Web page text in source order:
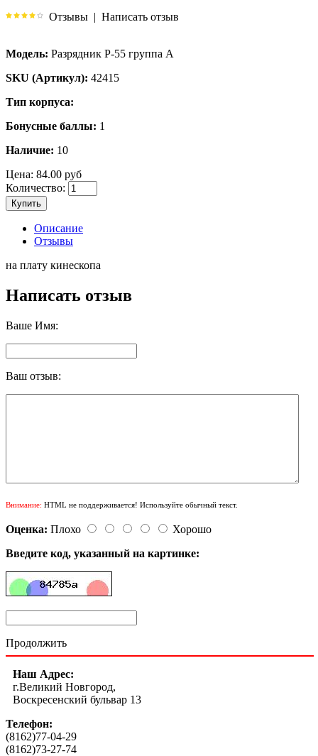
Отзывы | Написать отзыв
Модель: Разрядник Р-55 группа А
SKU (Артикул): 42415
Тип корпуса:
Бонусные баллы: 1
Наличие: 10
Цена: 84.00 руб
Количество:
Купить
Описание
Отзывы
на плату кинескопа
Написать отзыв
Ваше Имя:
Ваш отзыв:
Внимание: HTML не поддерживается! Используйте обычный текст.
Оценка: Плохо
Хорошо
Введите код, указанный на картинке:
Продолжить
Наш Адрес:
г.Великий Новгород,
Воскресенский бульвар 13
Телефон:
(8162)77-04-29
(8162)73-27-74